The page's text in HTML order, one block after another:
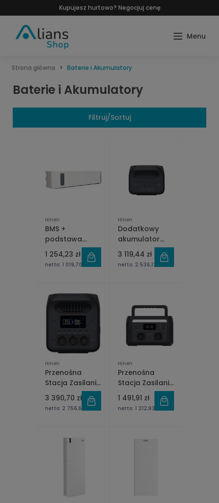
Kupujesz hurtowo? Negocjuj cenę
Strona główna Baterie i Akumulatory
Baterie i Akumulatory
Filtruj/Sortuj
Hinen
BMS +
podstawa
baterii 7,7kW
wysokonapięciowa
Hinen B7700M-
1 254,23 zł
netto: 1 019,70 zł
Hinen
Dodatkowy
akumulator
2560W Hinen
PS500B
3 119,44 zł
netto: 2 536,13 zł
Hinen
Przenośna
Stacja Zasilania
1800W - Hinen
PS1800
3 390,70 zł
netto: 2 756,67 zł
Hinen
Przenośna
Stacja Zasilania
600W - Hinen
PS600
1 491,91 zł
netto: 1 212,93 zł